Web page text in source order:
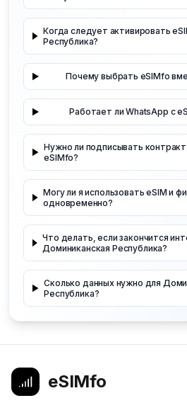
Когда следует активировать
Республика?
Почему выбрать eSIMfo
Работает ли WhatsApp с
Нужно ли подписывать контракт
eSIMfo?
Могу ли я использовать eSIM и
одновременно?
Что делать, если закончится
Доминиканская Республика?
Сколько данных нужно для
Республика?
eSIMfo